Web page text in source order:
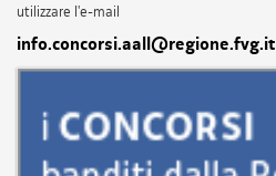
utilizzare l'e-mail
info.concorsi.aall@regione.fvg.it